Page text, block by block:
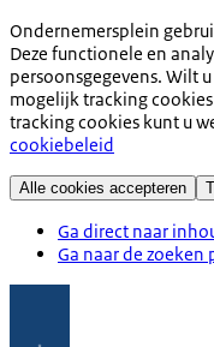
Ondernemersplein
Deze functionele en
persoonsgegevens. Wilt
mogelijk tracking
tracking cookies kunt u
cookiebeleid
Alle cookies accepteren
Ga direct naar
Ga naar de zoeken